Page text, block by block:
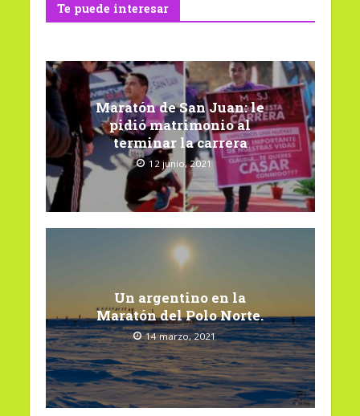
Te puede interesar
Maratón de San Juan: le
pidió matrimonio al
terminar la carrera
12 junio, 2021
Un argentino en la
Maratón del Polo Norte.
14 marzo, 2021